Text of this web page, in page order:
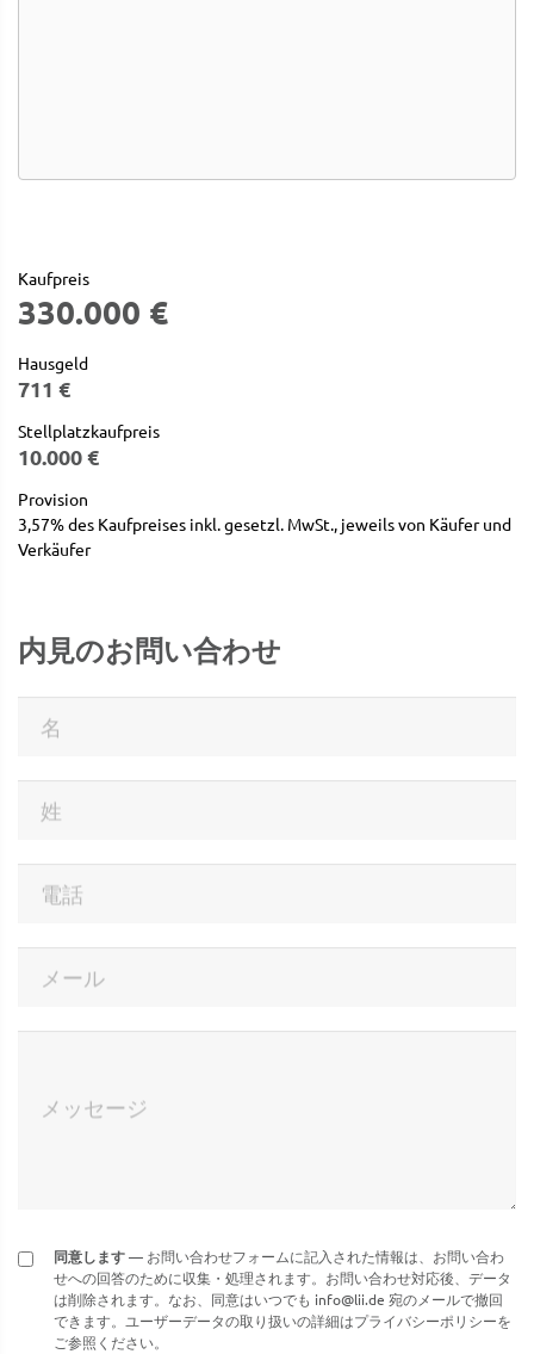
Kaufpreis
330.000 €
Hausgeld
711 €
Stellplatzkaufpreis
10.000 €
Provision
3,57% des Kaufpreises inkl. gesetzl. MwSt., jeweils von Käufer und
Verkäufer
内見のお問い合わせ
名
姓
電話
メール
メッセージ
同意します— お問い合わせフォームに記入された情報は、お問い合わ
せへの回答のために収集・処理されます。お問い合わせ対応後、データ
は削除されます。なお、同意はいつでも info@lii.de 宛のメールで撤回
できます。ユーザーデータの取り扱いの詳細はプライバシーポリシーを
ご参照ください。